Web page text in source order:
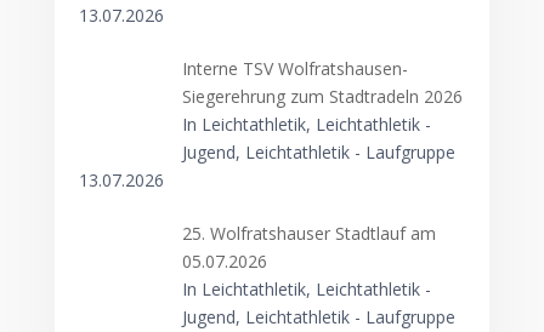
13.07.2026
Interne TSV Wolfratshausen-
Siegerehrung zum Stadtradeln 2026
In Leichtathletik, Leichtathletik -
Jugend, Leichtathletik - Laufgruppe
13.07.2026
25. Wolfratshauser Stadtlauf am
05.07.2026
In Leichtathletik, Leichtathletik -
Jugend, Leichtathletik - Laufgruppe